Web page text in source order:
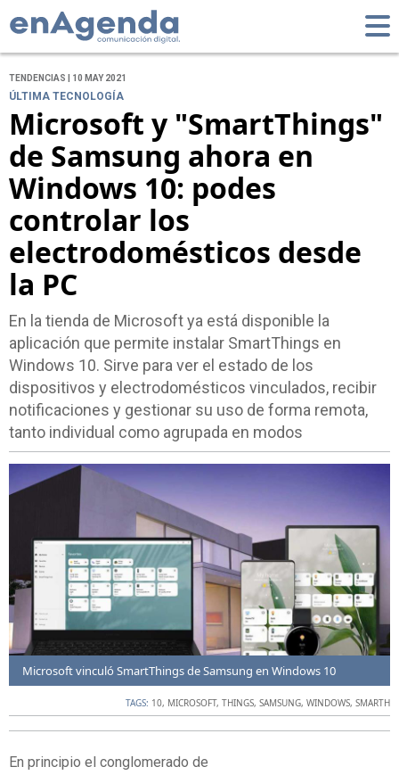
TENDENCIAS | 10 MAY 2021
ÚLTIMA TECNOLOGÍA
Microsoft y "SmartThings"
de Samsung ahora en
Windows 10: podes
controlar los
electrodomésticos desde
la PC
En la tienda de Microsoft ya está disponible la
aplicación que permite instalar SmartThings en
Windows 10. Sirve para ver el estado de los
dispositivos y electrodomésticos vinculados, recibir
notificaciones y gestionar su uso de forma remota,
tanto individual como agrupada en modos
Microsoft vinculó SmartThings de Samsung en Windows 10
TAGS: 10, MICROSOFT, THINGS, SAMSUNG, WINDOWS, SMARTH
En principio el conglomerado de